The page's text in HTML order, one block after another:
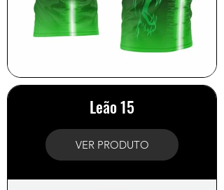
Leão 15
VER PRODUTO